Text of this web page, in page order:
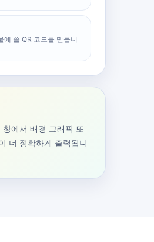
에 쓸 QR 코드를 만듭니
에서 배경 그래픽 또
더 정확하게 출력됩니